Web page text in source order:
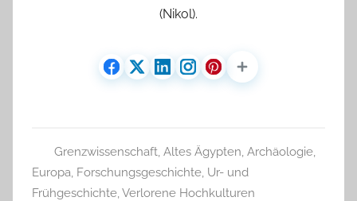
(Nikol).
Grenzwissenschaft, Altes Ägypten Archäologie,
Europa Forschungsgeschichte Ur- und
Frühgeschichte Verlorene Hochkulturen